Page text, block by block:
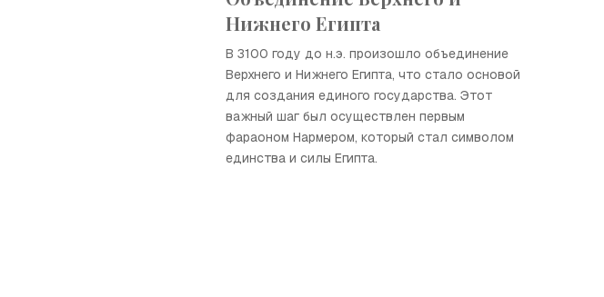
Нижнего Египта
В 3100 году до н.э. произошло объединение
Верхнего и Нижнего Египта, что стало основой
для создания единого государства. Этот
важный шаг был осуществлен первым
фараоном Нармером, который стал символом
единства и силы Египта.